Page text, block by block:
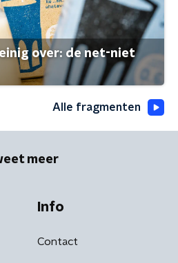
over: de net-niet
Alle fragmenten
meer
Info
Contact